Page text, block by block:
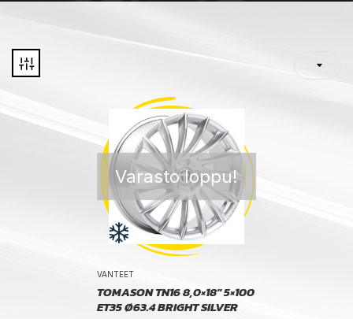
Varasto loppu!
VANTEET
TOMASON TN16 8,0×18″ 5×100
ET35 Ø63.4 BRIGHT SILVER